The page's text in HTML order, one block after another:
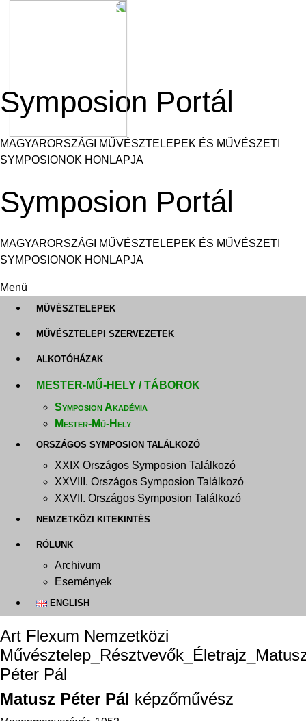
Symposion Portál
MAGYARORSZÁGI MŰVÉSZTELEPEK ÉS MŰVÉSZETI
SYMPOSIONOK HONLAPJA
Symposion Portál
MAGYARORSZÁGI MŰVÉSZTELEPEK ÉS MŰVÉSZETI
SYMPOSIONOK HONLAPJA
Menü
MŰVÉSZTELEPEK
MŰVÉSZTELEPI SZERVEZETEK
ALKOTÓHÁZAK
MESTER-MŰ-HELY / TÁBOROK
Symposion Akadémia
Mester-Mű-Hely
ORSZÁGOS SYMPOSION TALÁLKOZÓ
XXIX Országos Symposion Találkozó
XXVIII. Országos Symposion Találkozó
XXVII. Országos Symposion Találkozó
NEMZETKÖZI KITEKINTÉS
RÓLUNK
Archivum
Események
ENGLISH
Art Flexum Nemzetközi
Péter Pál
Matusz Péter Pál képzőművész